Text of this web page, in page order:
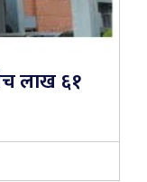
लाख ६१